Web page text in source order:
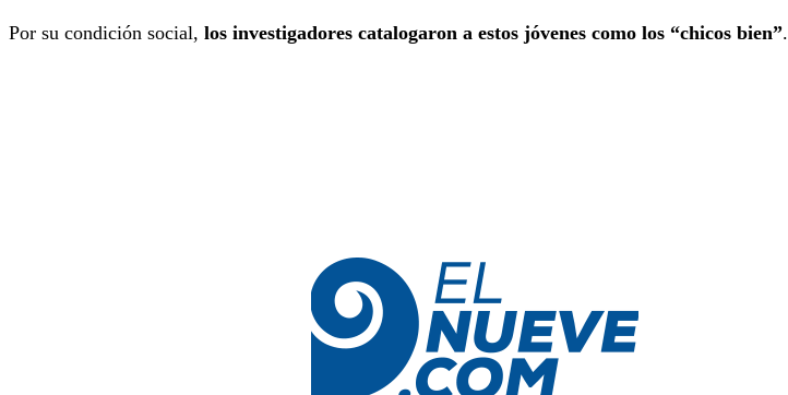
Por su condición social, los investigadores catalogaron a estos jóvenes como los “chicos bien”.